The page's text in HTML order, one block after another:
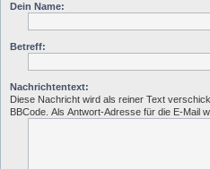
Dein Name:
Betreff:
Nachrichtentext:
Diese Nachricht wird als reiner Text
BBCode. Als Antwort-Adresse für die E-Mail